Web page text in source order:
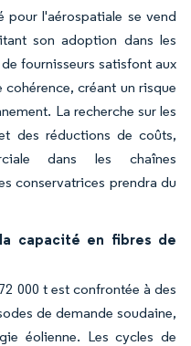
pour l'aérospatiale se vend
son adoption dans les
fournisseurs satisfont aux
créant un risque
La recherche sur les
des réductions de coûts,
dans les chaînes
conservatrices prendra du
capacité en fibres de
000 t est confrontée à des
de demande soudaine,
éolienne. Les cycles de